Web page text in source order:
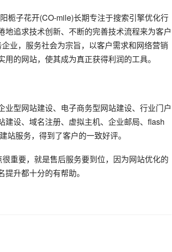
栀子花开(CO-mile)长期专注于搜索引擎优化行
追求技术创新、不断的完善技术流程来为客户
业，服务社会为宗旨，以客户需求和网络营销
的网站，使其成为真正获得利润的工具。
型网站建设、电子商务型网站建设、行业门户
设、域名注册、虚拟主机、企业邮局、flash
服务，得到了客户的一致好评。
重要，就是售后服务要到位，因为网站优化的
升都十分的有帮助。